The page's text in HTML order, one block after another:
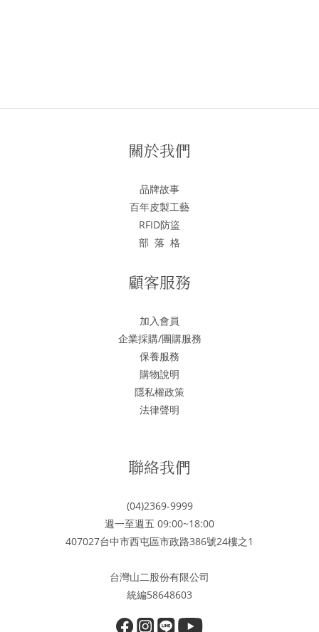
關於我們
品牌故事
百年皮製工藝
RFID防盜
部 落 格
顧客服務
加入會員
企業採購/團購服務
保養服務
購物說明
隱私權政策
法律聲明
聯絡我們
(04)2369-9999
週一至週五 09:00~18:00
407027台中市西屯區市政路386號24樓之1
台灣山二股份有限公司
統編58648603